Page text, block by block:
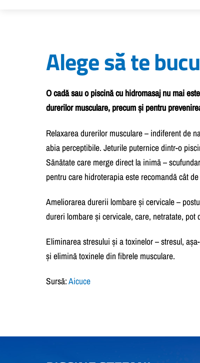
Alege să te
O cadă sau o piscină cu hidromasaj nu mai
durerilor musculare, precum și pentru
Relaxarea durerilor musculare – indiferent de
abia perceptibile. Jeturile puternice dintr-o
Sănătate care merge direct la inimă –
pentru care hidroterapia este recomandă cât
Ameliorarea durerii lombare și cervicale –
dureri lombare și cervicale, care, netratate,
Eliminarea stresului și a toxinelor – stresul,
și elimină toxinele din fibrele musculare.
Sursă:Aicuce